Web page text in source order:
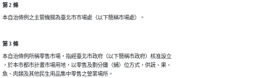
第 2 條
本自治條例之主管機關為臺北市市場處（以下簡稱市場處）。
第 3 條
本自治條例所稱零售市場，指經臺北市政府（以下簡稱市政府）核准設立
，於本市都市計畫市場用地，以零售及劃分攤（鋪）位方式，供蔬、果、
魚、肉類及其他民生用品集中零售之營業場所。